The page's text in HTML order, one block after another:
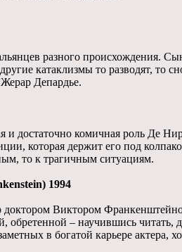
разного
катаклизмы то разводят, то
Депардье.
и достаточно комичная роль Де
которая держит его под
то к трагичным ситуациям.
1994
Виктором
– научившись читать,
в богатой карьере актера,